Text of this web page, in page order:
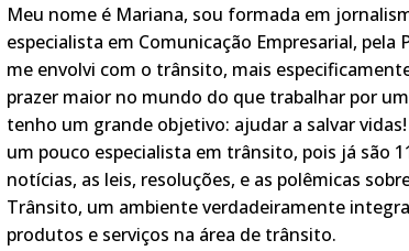
Meu nome é Mariana, sou formada em
especialista em Comunicação Empresarial, pela
me envolvi com o trânsito, mais
prazer maior no mundo do que trabalhar por
tenho um grande objetivo: ajudar a salvar
um pouco especialista em trânsito, pois já são
notícias, as leis, resoluções, e as polêmicas
Trânsito, um ambiente verdadeiramente
produtos e serviços na área de trânsito.